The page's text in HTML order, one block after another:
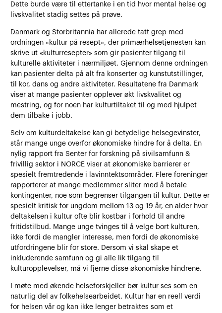
Dette burde være til ettertanke i en tid hvor mental helse og
livskvalitet stadig settes på prøve.
Danmark og Storbritannia har allerede tatt grep med
ordningen «kultur på resept», der primærhelsetjenesten kan
skrive ut «kulturresepter» som gir pasienter tilgang til
kulturelle aktiviteter i nærmiljøet. Gjennom denne ordningen
kan pasienter delta på alt fra konserter og kunstutstillinger,
til kor, dans og andre aktiviteter. Resultatene fra Danmark
viser at mange pasienter opplever økt livskvalitet og
mestring, og for noen har kulturtiltaket til og med hjulpet
dem tilbake i jobb.
Selv om kulturdeltakelse kan gi betydelige helsegevinster,
står mange unge overfor økonomiske hindre for å delta. En
nylig rapport fra Senter for forskning på sivilsamfunn &
frivillig sektor i NORCE viser at økonomiske barrierer er
spesielt fremtredende i lavinntektsområder. Flere foreninger
rapporterer at mange medlemmer sliter med å betale
kontingenter, noe som begrenser tilgangen til kultur. Dette er
spesielt kritisk for ungdom mellom 13 og 19 år, en alder hvor
deltakelsen i kultur ofte blir kostbar i forhold til andre
fritidstilbud. Mange unge tvinges til å velge bort kulturen,
ikke fordi de mangler interesse, men fordi de økonomiske
utfordringene blir for store. Dersom vi skal skape et
inkluderende samfunn og gi alle lik tilgang til
kulturopplevelser, må vi fjerne disse økonomiske hindrene.
I møte med økende helseforskjeller bør kultur ses som en
naturlig del av folkehelsearbeidet. Kultur har en reell verdi
for helsen vår og kan ikke lenger betraktes som et